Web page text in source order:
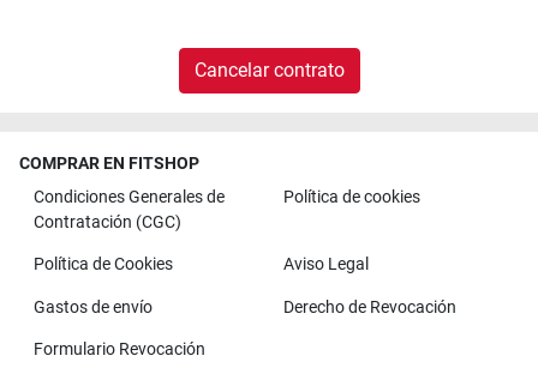
Cancelar contrato
COMPRAR EN FITSHOP
Condiciones Generales de
Contratación (CGC)
Política de cookies
Política de Cookies Aviso Legal
Gastos de envío Derecho de Revocación
Formulario Revocación